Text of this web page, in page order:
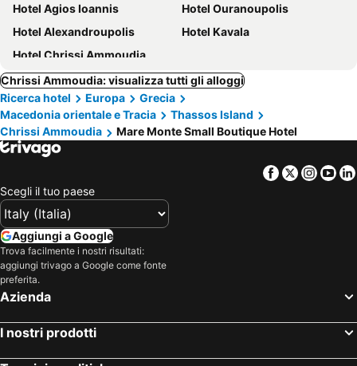
Hotel Agios Ioannis
Hotel Ouranoupolis
Hotel Alexandroupolis
Hotel Kavala
Hotel Chrissi Ammoudia
Chrissi Ammoudia: visualizza tutti gli alloggi
Ricerca hotel
Europa
Grecia
Macedonia orientale e Tracia
Thassos Island
Chrissi Ammoudia
Mare Monte Small Boutique Hotel
Facebook
Twitter
Scegli il tuo paese
Aggiungi a Google
Trova facilmente i nostri risultati:
aggiungi trivago a Google come fonte
preferita.
Azienda
I nostri prodotti